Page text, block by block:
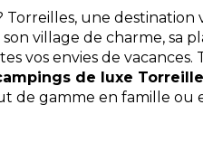
Torreilles, une destination
village de charme, sa
vos envies de
de luxe
de gamme en famille ou